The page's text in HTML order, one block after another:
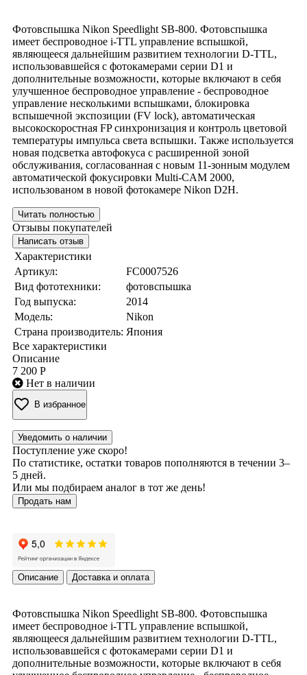
Фотовспышка Nikon Speedlight SB-800. Фотовспышка
имеет беспроводное i-TTL управление вспышкой,
являющееся дальнейшим развитием технологии D-TTL,
использовавшейся с фотокамерами серии D1 и
дополнительные возможности, которые включают в себя
улучшенное беспроводное управление - беспроводное
управление несколькими вспышками, блокировка
вспышечной экспозиции (FV lock), автоматическая
высокоскоростная FP синхронизация и контроль цветовой
температуры импульса света вспышки. Также используется
новая подсветка автофокуса с расширенной зоной
обслуживания, согласованная с новым 11-зонным модулем
автоматической фокусировки Multi-CAM 2000,
использованом в новой фотокамере Nikon D2H.
Читать полностью
Отзывы покупателей
Написать отзыв
Характеристики
Артикул:
FC0007526
Вид фототехники:
фотовспышка
Год выпуска:
2014
Модель:
Nikon
Страна производитель: Япония
Все характеристики
Описание
7 200 Р
Нет в наличии
В избранное
Уведомить о наличии
Поступление уже скоро!
По статистике, остатки товаров пополняются в течении 3–
5 дней.
Или мы подбираем аналог в тот же день!
Продать нам
Описание Доставка и оплата
Фотовспышка Nikon Speedlight SB-800. Фотовспышка
имеет беспроводное i-TTL управление вспышкой,
являющееся дальнейшим развитием технологии D-TTL,
использовавшейся с фотокамерами серии D1 и
дополнительные возможности, которые включают в себя